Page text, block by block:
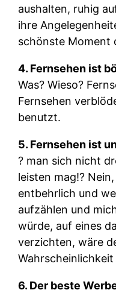
aushalten, ruhig
ihre
schönste Moment
4. Fernsehen ist
Was? Wieso?
Fernsehen
benutzt.
5. Fernsehen ist
? man sich nicht
leisten mag!?
entbehrlich und
aufzählen und
würde, auf eines
verzichten, wäre
6. Der beste